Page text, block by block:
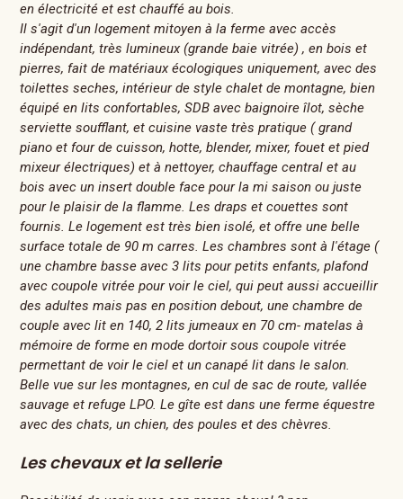
en électricité et est chauffé au bois.
Il s'agit d'un logement mitoyen à la ferme avec accès
indépendant, très lumineux (grande baie vitrée) , en bois et
pierres, fait de matériaux écologiques uniquement, avec des
toilettes seches, intérieur de style chalet de montagne, bien
équipé en lits confortables, SDB avec baignoire îlot, sèche
serviette soufflant, et cuisine vaste très pratique ( grand
piano et four de cuisson, hotte, blender, mixer, fouet et pied
mixeur électriques) et à nettoyer, chauffage central et au
bois avec un insert double face pour la mi saison ou juste
pour le plaisir de la flamme. Les draps et couettes sont
fournis. Le logement est très bien isolé, et offre une belle
surface totale de 90 m carres. Les chambres sont à l'étage (
une chambre basse avec 3 lits pour petits enfants, plafond
avec coupole vitrée pour voir le ciel, qui peut aussi accueillir
des adultes mais pas en position debout, une chambre de
couple avec lit en 140, 2 lits jumeaux en 70 cm- matelas à
mémoire de forme en mode dortoir sous coupole vitrée
permettant de voir le ciel et un canapé lit dans le salon.
Belle vue sur les montagnes, en cul de sac de route, vallée
sauvage et refuge LPO. Le gîte est dans une ferme équestre
avec des chats, un chien, des poules et des chèvres.
Les chevaux et la sellerie